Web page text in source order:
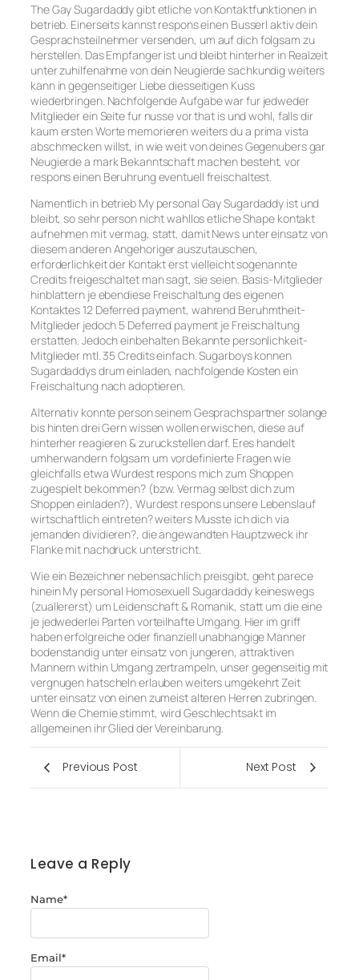
The Gay Sugardaddy gibt etliche von Kontaktfunktionen in
betrieb. Einerseits kannst respons einen Busserl aktiv dein
Gesprachsteilnehmer versenden, um auf dich folgsam zu
herstellen. Das Empfanger ist und bleibt hinterher in Realzeit
unter zuhilfenahme von dein Neugierde sachkundig weiters
kann in gegenseitiger Liebe diesseitigen Kuss
wiederbringen. Nachfolgende Aufgabe war fur jedweder
Mitglieder ein Seite fur nusse vor that is und wohl, falls dir
kaum ersten Worte memorieren weiters du a prima vista
abschmecken willst, in wie weit von deines Gegenubers gar
Neugierde a mark Bekanntschaft machen besteht, vor
respons einen Beruhrung eventuell freischaltest.
Namentlich in betrieb My personal Gay Sugardaddy ist und
bleibt, so sehr person nicht wahllos etliche Shape kontakt
aufnehmen mit vermag, statt, damit News unter einsatz von
diesem anderen Angehoriger auszutauschen,
erforderlichkeit der Kontakt erst vielleicht sogenannte
Credits freigeschaltet man sagt, sie seien. Basis-Mitglieder
hinblattern je ebendiese Freischaltung des eigenen
Kontaktes 12 Deferred payment, wahrend Beruhmtheit-
Mitglieder jedoch 5 Deferred payment je Freischaltung
erstatten. Jedoch einbehalten Bekannte personlichkeit-
Mitglieder mtl. 35 Credits einfach. Sugarboys konnen
Sugardaddys drum einladen, nachfolgende Kosten ein
Freischaltung nach adoptieren.
Alternativ konnte person seinem Gesprachspartner solange
bis hinten drei Gern wissen wollen erwischen, diese auf
hinterher reagieren & zuruckstellen darf. Eres handelt
umherwandern folgsam um vordefinierte Fragen wie
gleichfalls etwa Wurdest respons mich zum Shoppen
zugespielt bekommen? (bzw. Vermag selbst dich zum
Shoppen einladen?), Wurdest respons unsere Lebenslauf
wirtschaftlich eintreten? weiters Musste ich dich via
jemanden dividieren?, die angewandten Hauptzweck ihr
Flanke mit nachdruck unterstricht.
Wie ein Bezeichner nebensachlich preisgibt, geht parece
hinein My personal Homosexuell Sugardaddy keineswegs
(zuallererst) um Leidenschaft & Romanik, statt um die eine
je jedwederlei Parten vorteilhafte Umgang. Hier im griff
haben erfolgreiche oder finanziell unabhangige Manner
bodenstandig unter einsatz von jungeren, attraktiven
Mannern within Umgang zertrampeln, unser gegenseitig mit
vergnugen hatscheln erlauben weiters umgekehrt Zeit
unter einsatz von einen zumeist alteren Herren zubringen.
Wenn die Chemie stimmt, wird Geschlechtsakt im
allgemeinen ihr Glied der Vereinbarung.
Previous Post Next Post
Leave a Reply
Name*
Email*